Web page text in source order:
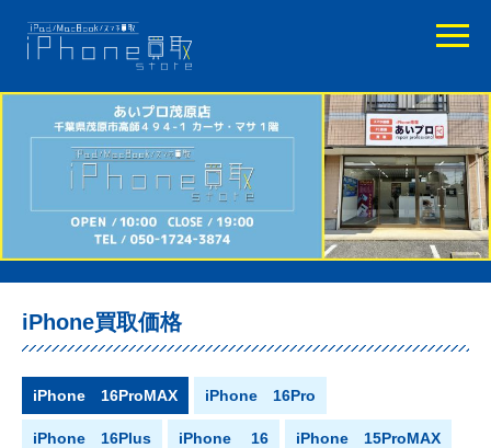
iPhone買取価格
iPhone 16ProMAX iPhone 16Pro
iPhone 16Plus iPhone 16 iPhone 15ProMAX